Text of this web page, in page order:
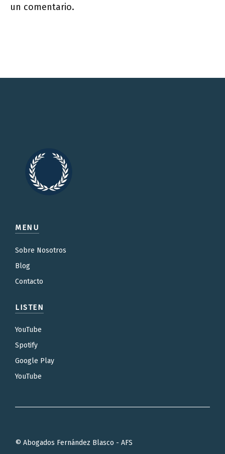
un comentario.
MENU
Sobre Nosotros
Blog
Contacto
LISTEN
YouTube
Spotify
Google Play
YouTube
© Abogados Fernández Blasco - AFS